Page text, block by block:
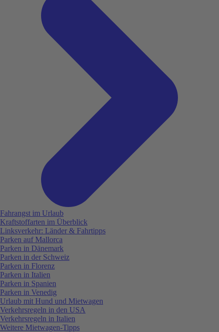
Fahrangst im Urlaub
Kraftstoffarten im Überblick
Linksverkehr: Länder & Fahrtipps
Parken auf Mallorca
Parken in Dänemark
Parken in der Schweiz
Parken in Florenz
Parken in Italien
Parken in Spanien
Parken in Venedig
Urlaub mit Hund und Mietwagen
Verkehrsregeln in den USA
Verkehrsregeln in Italien
Weitere Mietwagen-Tipps